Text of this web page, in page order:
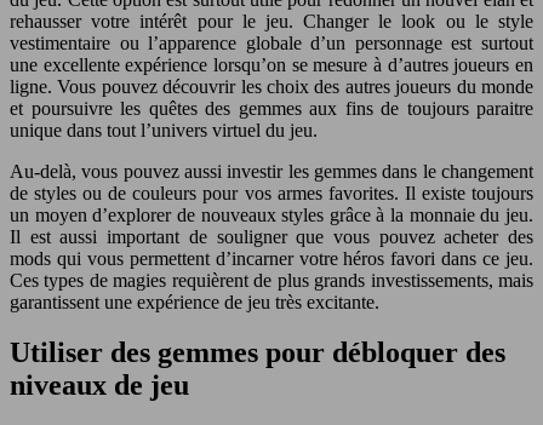
rehausser votre intérêt pour le jeu. Changer le look ou le style
vestimentaire ou l’apparence globale d’un personnage est surtout
une excellente expérience lorsqu’on se mesure à d’autres joueurs en
ligne. Vous pouvez découvrir les choix des autres joueurs du monde
et poursuivre les quêtes des gemmes aux fins de toujours paraitre
unique dans tout l’univers virtuel du jeu.
Au-delà, vous pouvez aussi investir les gemmes dans le changement
de styles ou de couleurs pour vos armes favorites. Il existe toujours
un moyen d’explorer de nouveaux styles grâce à la monnaie du jeu.
Il est aussi important de souligner que vous pouvez acheter des
mods qui vous permettent d’incarner votre héros favori dans ce jeu.
Ces types de magies requièrent de plus grands investissements, mais
garantissent une expérience de jeu très excitante.
Utiliser des gemmes pour débloquer des
niveaux de jeu